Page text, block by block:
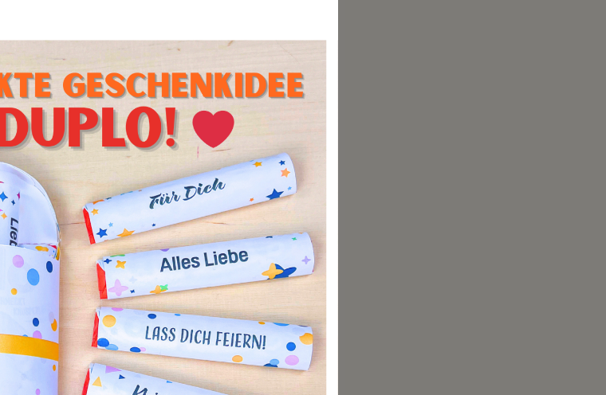
deinen Partner sehr schnell ermüden. Wenn
stelle sicher, dass du den Ort, an dem du die
Es wird empfohlen, den Boden und die
abzudecken, damit die Farbspritzer keine
machen.
eine feste Oberfläche, denn die Gefahr, dass
Außerdem kannst du dich bei einer feinen
und es gehen dir nicht die Linien und Zahlen
Leinwandset. So kannst du deine Leinwand
Wenn du deine Leinwand gerade hältst,
konzentrieren.
jedem beliebigen Ort malen. Willst du
in deinem Zimmer malen, während du ein
kannst du deine Leinwand überall so
ein Rahmen dabei, die Leinwand stabil zu
dir keine Linien auf deinem Blatt leisten, da sie